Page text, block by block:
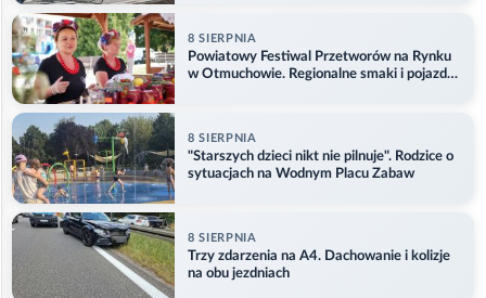
8 SIERPNIA
Powiatowy Festiwal Przetworów na Rynku
w Otmuchowie. Regionalne smaki i pojazdy
8 SIERPNIA
"Starszych dzieci nikt nie pilnuje". Rodzice o
sytuacjach na Wodnym Placu Zabaw
8 SIERPNIA
Trzy zdarzenia na A4. Dachowanie i kolizje
na obu jezdniach